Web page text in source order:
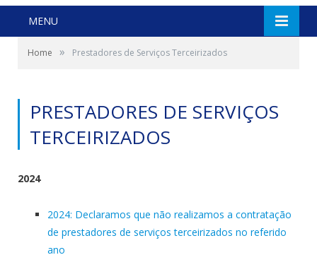
MENU
Home » Prestadores de Serviços Terceirizados
PRESTADORES DE SERVIÇOS
TERCEIRIZADOS
2024
2024: Declaramos que não realizamos a contratação
de prestadores de serviços terceirizados no referido
ano